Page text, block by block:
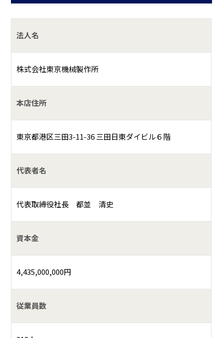
法人名
株式会社東京機械製作所
本店住所
東京都港区三田3-11-36 三田日東ダイビル６階
代表者名
代表取締役社長 都並 清史
資本金
4,435,000,000円
従業員数